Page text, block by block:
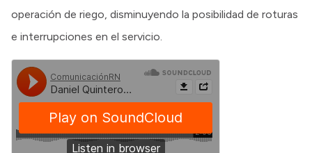
operación de riego, disminuyendo la posibilidad de roturas
e interrupciones en el servicio.